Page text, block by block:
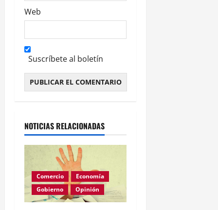
Web
Suscríbete al boletín
NOTICIAS RELACIONADAS
Comercio
Economía
Gobierno
Opinión